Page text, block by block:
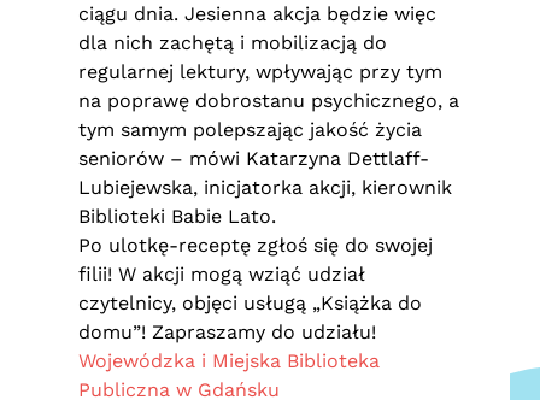
ciągu dnia. Jesienna akcja będzie więc
dla nich zachętą i mobilizacją do
regularnej lektury, wpływając przy tym
na poprawę dobrostanu psychicznego, a
tym samym polepszając jakość życia
seniorów – mówi Katarzyna Dettlaff-
Lubiejewska, inicjatorka akcji, kierownik
Biblioteki Babie Lato.
Po ulotkę-receptę zgłoś się do swojej
filii! W akcji mogą wziąć udział
czytelnicy, objęci usługą „Książka do
domu”! Zapraszamy do udziału!
Wojewódzka i Miejska Biblioteka
Publiczna w Gdańsku